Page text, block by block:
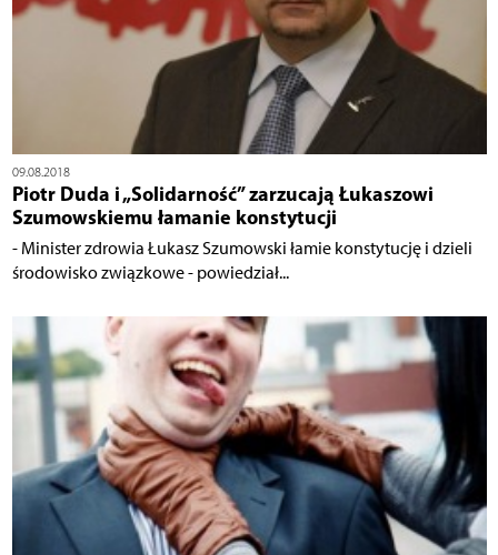
09.08.2018
Piotr Duda i „Solidarność” zarzucają Łukaszowi
Szumowskiemu łamanie konstytucji
- Minister zdrowia Łukasz Szumowski łamie konstytucję i dzieli
środowisko związkowe - powiedział...